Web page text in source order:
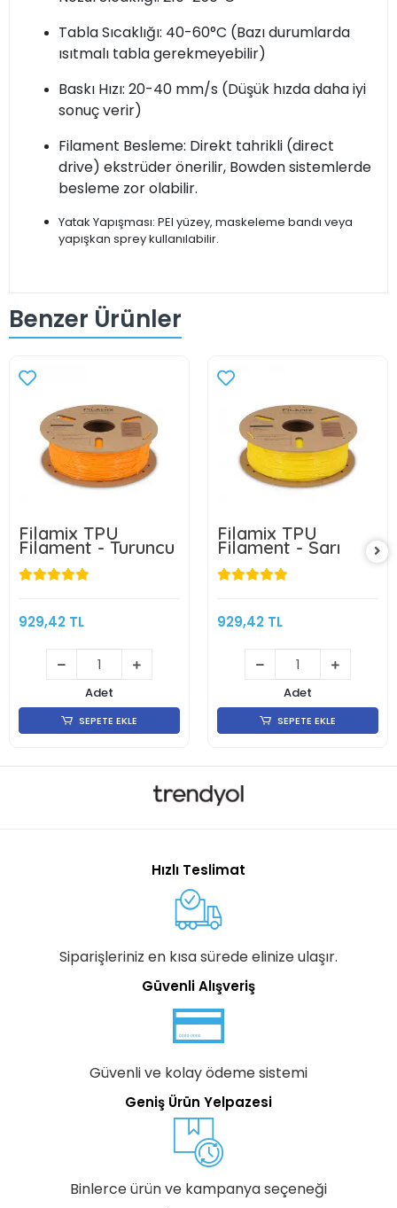
Tabla Sıcaklığı: 40-60°C (Bazı durumlarda
ısıtmalı tabla gerekmeyebilir)
Baskı Hızı: 20-40 mm/s (Düşük hızda daha iyi
sonuç verir)
Filament Besleme: Direkt tahrikli (direct
drive) ekstrüder önerilir, Bowden sistemlerde
besleme zor olabilir.
Yatak Yapışması: PEI yüzey, maskeleme bandı veya
yapışkan sprey kullanılabilir.
Benzer Ürünler
Filamix TPU
Filament - Turuncu
929,42 TL
Adet
SEPETE EKLE
Filamix TPU
Filament - Sarı
929,42 TL
Adet
SEPETE EKLE
Hızlı Teslimat
Siparişleriniz en kısa sürede elinize ulaşır.
Güvenli Alışveriş
Güvenli ve kolay ödeme sistemi
Geniş Ürün Yelpazesi
Binlerce ürün ve kampanya seçeneği